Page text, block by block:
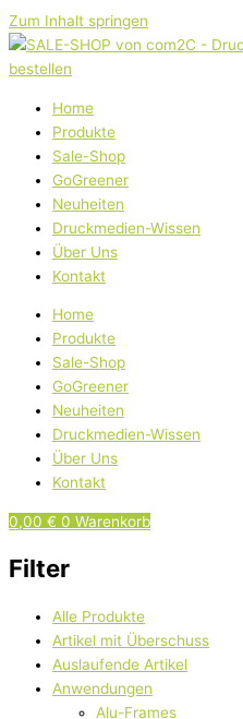
Zum Inhalt springen
Home
Produkte
Sale-Shop
GoGreener
Neuheiten
Druckmedien-Wissen
Über Uns
Kontakt
Home
Produkte
Sale-Shop
GoGreener
Neuheiten
Druckmedien-Wissen
Über Uns
Kontakt
0,00 € 0 Warenkorb
Filter
Alle Produkte
Artikel mit Überschuss
Auslaufende Artikel
Anwendungen
Alu-Frames